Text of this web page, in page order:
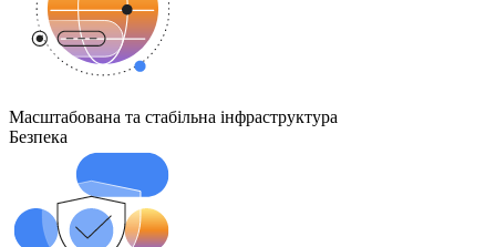
Масштабована та стабільна інфраструктура
Безпека